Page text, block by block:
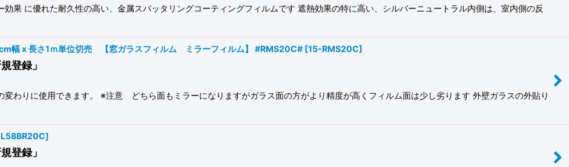
果 に優れた耐久性の高い、金属スパッタリングコーティングフィルムです 遮熱効果の特に高い、シルバーニュートラル内側は、室内側の反
幅 x 長さ1ｍ単位切売 【窓ガラスフィルム ミラーフィルム】 #RMS20C# [15-RMS20C]
登録」
変わりに使用できます。 ※注意 どちら面もミラーになりますがガラス面の方がより精度が高くフィルム面は少し劣ります 外壁ガラスの外貼り
]
登録」